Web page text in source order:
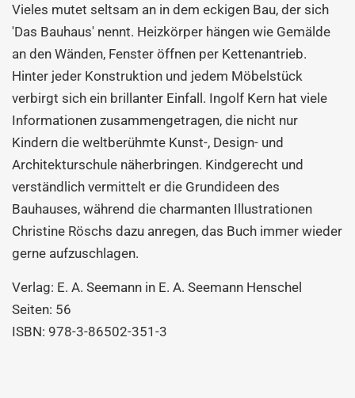
Vieles mutet seltsam an in dem eckigen Bau, der sich
'Das Bauhaus' nennt. Heizkörper hängen wie Gemälde
an den Wänden, Fenster öffnen per Kettenantrieb.
Hinter jeder Konstruktion und jedem Möbelstück
verbirgt sich ein brillanter Einfall. Ingolf Kern hat viele
Informationen zusammengetragen, die nicht nur
Kindern die weltberühmte Kunst-, Design- und
Architekturschule näherbringen. Kindgerecht und
verständlich vermittelt er die Grundideen des
Bauhauses, während die charmanten Illustrationen
Christine Röschs dazu anregen, das Buch immer wieder
gerne aufzuschlagen.
Verlag: E. A. Seemann in E. A. Seemann Henschel
Seiten: 56
ISBN: 978-3-86502-351-3